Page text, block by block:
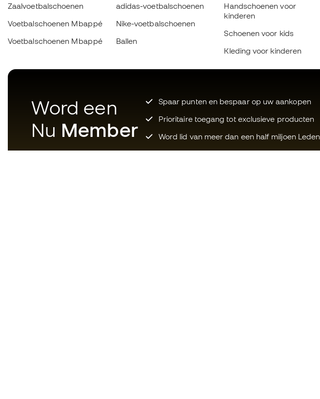
Zaalvoetbalschoenen
Voetbalschoenen Mbappé
Voetbalschoenen Mbappé
adidas-voetbalschoenen
Nike-voetbalschoenen
Ballen
Handschoenen voor
kinderen
Schoenen voor kids
Kleding voor kinderen
Word een
Nu Member
Spaar punten en bespaar op uw aankopen
Prioritaire toegang tot exclusieve producten
Word lid van meer dan een half miljoen Leden